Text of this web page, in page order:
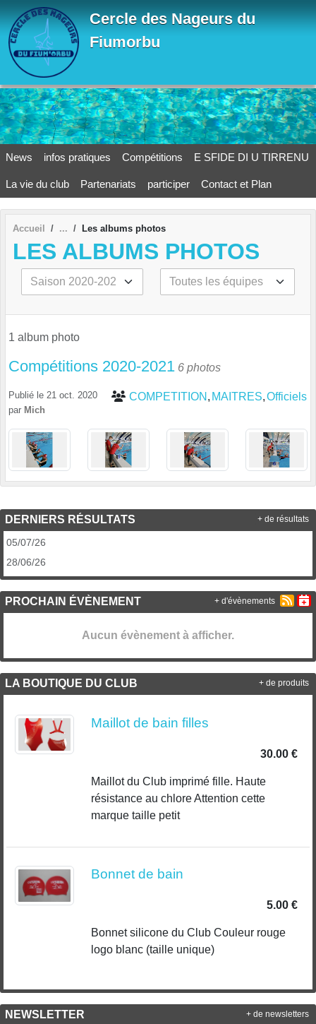
Cercle des Nageurs du
Fiumorbu
News infos pratiques Compétitions E SFIDE DI U TIRRENU
La vie du club Partenariats participer Contact et Plan
Accueil Les albums photos
LES ALBUMS PHOTOS
1 album photo
Compétitions 2020-2021 6 photos
COMPETITION MAITRES Officiels
Publié le 21 oct. 2020
par Mich
DERNIERS RÉSULTATS
05/07/26
28/06/26
+ de résultats
PROCHAIN ÉVÈNEMENT
Aucun évènement à afficher.
+ d'évènements
LA BOUTIQUE DU CLUB
Maillot de bain filles
30.00 €
Maillot du Club imprimé fille. Haute
résistance au chlore Attention cette
marque taille petit
Bonnet de bain
5.00 €
Bonnet silicone du Club Couleur rouge
logo blanc (taille unique)
+ de produits
NEWSLETTER + de newsletters
Panneau de gestion des cookies